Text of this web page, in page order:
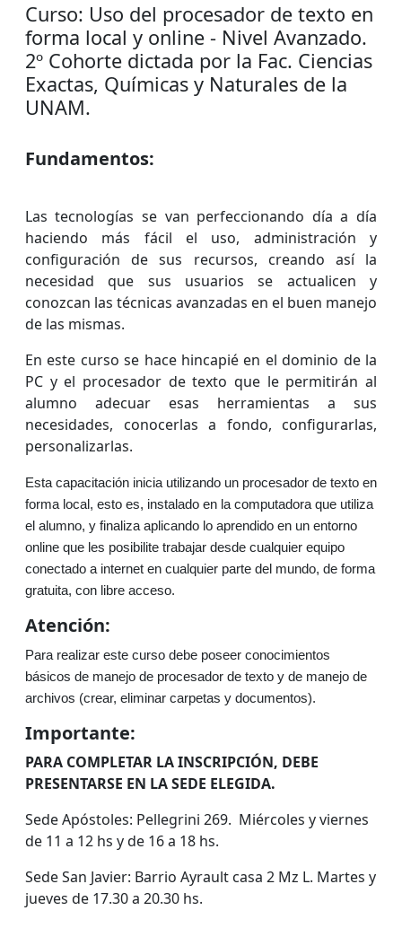
Curso: Uso del procesador de texto en
forma local y online - Nivel Avanzado.
2º Cohorte dictada por la Fac. Ciencias
Exactas, Químicas y Naturales de la
UNAM.
Fundamentos:
Las tecnologías se van perfeccionando día a día
haciendo más fácil el uso, administración y
configuración de sus recursos, creando así la
necesidad que sus usuarios se actualicen y
conozcan las técnicas avanzadas en el buen manejo
de las mismas.
En este curso se hace hincapié en el dominio de la
PC y el procesador de texto que le permitirán al
alumno adecuar esas herramientas a sus
necesidades, conocerlas a fondo, configurarlas,
personalizarlas.
Esta capacitación inicia utilizando un procesador de texto en
forma local, esto es, instalado en la computadora que utiliza
el alumno, y finaliza aplicando lo aprendido en un entorno
online que les posibilite trabajar desde cualquier equipo
conectado a internet en cualquier parte del mundo, de forma
gratuita, con libre acceso.
Atención:
Para realizar este curso debe poseer conocimientos
básicos de manejo de procesador de texto y de manejo de
archivos (crear, eliminar carpetas y documentos).
Importante:
PARA COMPLETAR LA INSCRIPCIÓN, DEBE
PRESENTARSE EN LA SEDE ELEGIDA.
Sede Apóstoles: Pellegrini 269. Miércoles y viernes
de 11 a 12 hs y de 16 a 18 hs.
Sede San Javier: Barrio Ayrault casa 2 Mz L. Martes y
jueves de 17.30 a 20.30 hs.